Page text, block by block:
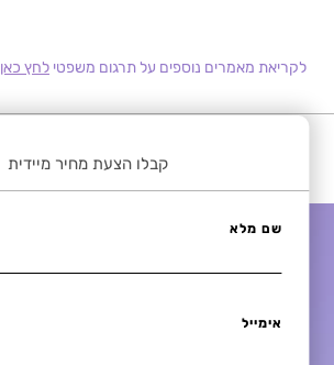
לקריאת מאמרים נוספים על תרגום משפטי לחץ כאן
קבלו הצעת מחיר מיידית
שם מלא
אימייל